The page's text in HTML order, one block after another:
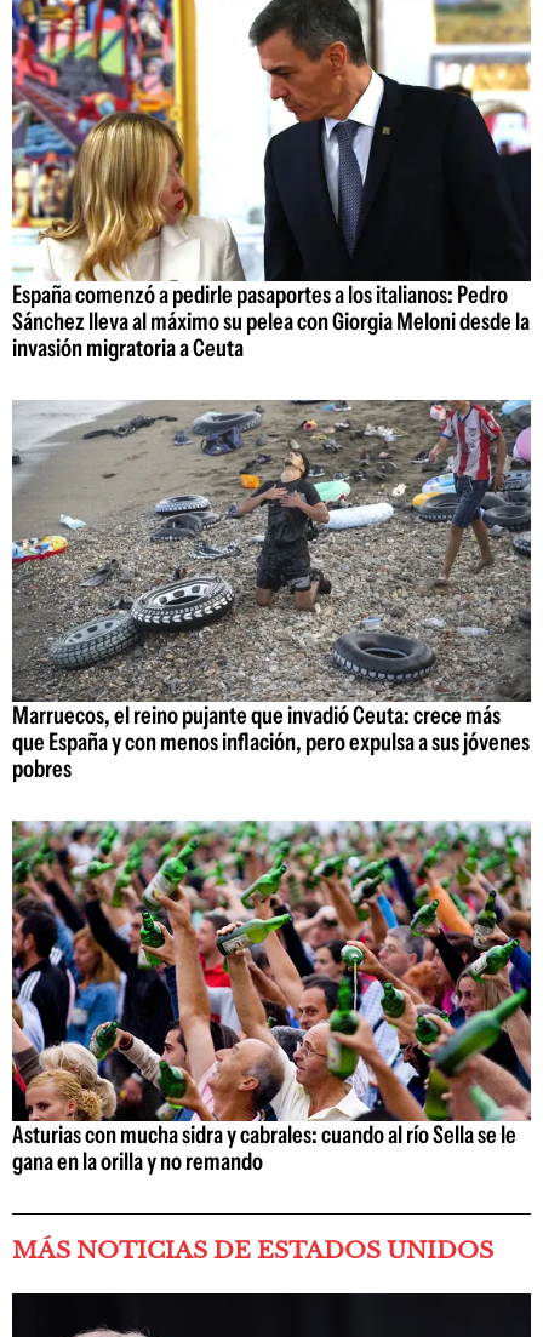
España comenzó a pedirle pasaportes a los italianos: Pedro
Sánchez lleva al máximo su pelea con Giorgia Meloni desde la
invasión migratoria a Ceuta
Marruecos, el reino pujante que invadió Ceuta: crece más
que España y con menos inflación, pero expulsa a sus jóvenes
pobres
Asturias con mucha sidra y cabrales: cuando al río Sella se le
gana en la orilla y no remando
MÁS NOTICIAS DE ESTADOS UNIDOS